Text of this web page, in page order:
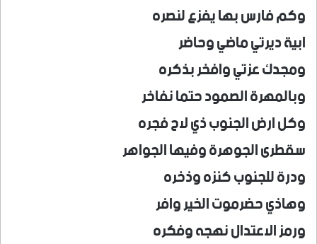
وكم فارس بها يفزع لنصره
ابية ديرتي ماضي وحاضر
ومجدك عزتي وافخر بذكره
وبالمهرة الصمود حتما نفاخر
وكل ارض الجنوب ذي لاح فجره
سقطرى الجوهرة وفيها الجواهر
ودرة للجنوب كنزه وذخره
وهاذي حضرموت الخير وافر
ورمز الاعتدال نهجه وفكره